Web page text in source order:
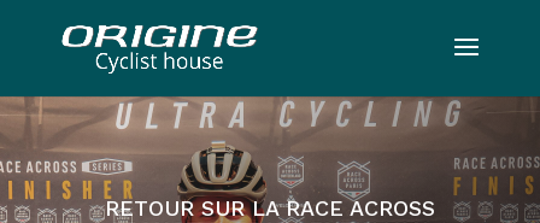
RETOUR SUR LA RACE ACROSS